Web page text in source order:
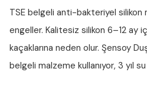
TSE belgeli anti-bakteriyel silikon
engeller. Kalitesiz silikon 6–12 ay
kaçaklarına neden olur. Şensoy
belgeli malzeme kullanıyor, 3 yıl